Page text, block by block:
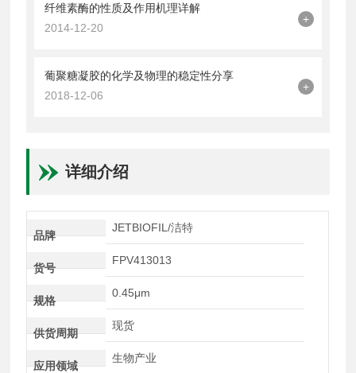
纤维素酶的性质及作用机理详解
2014-12-20
+
葡聚糖凝胶的化学及物理的稳定性分享
2018-12-06
+
详细介绍
品牌
JETBIOFIL/洁特
货号
FPV413013
规格
0.45μm
供货周期
现货
应用领域
生物产业